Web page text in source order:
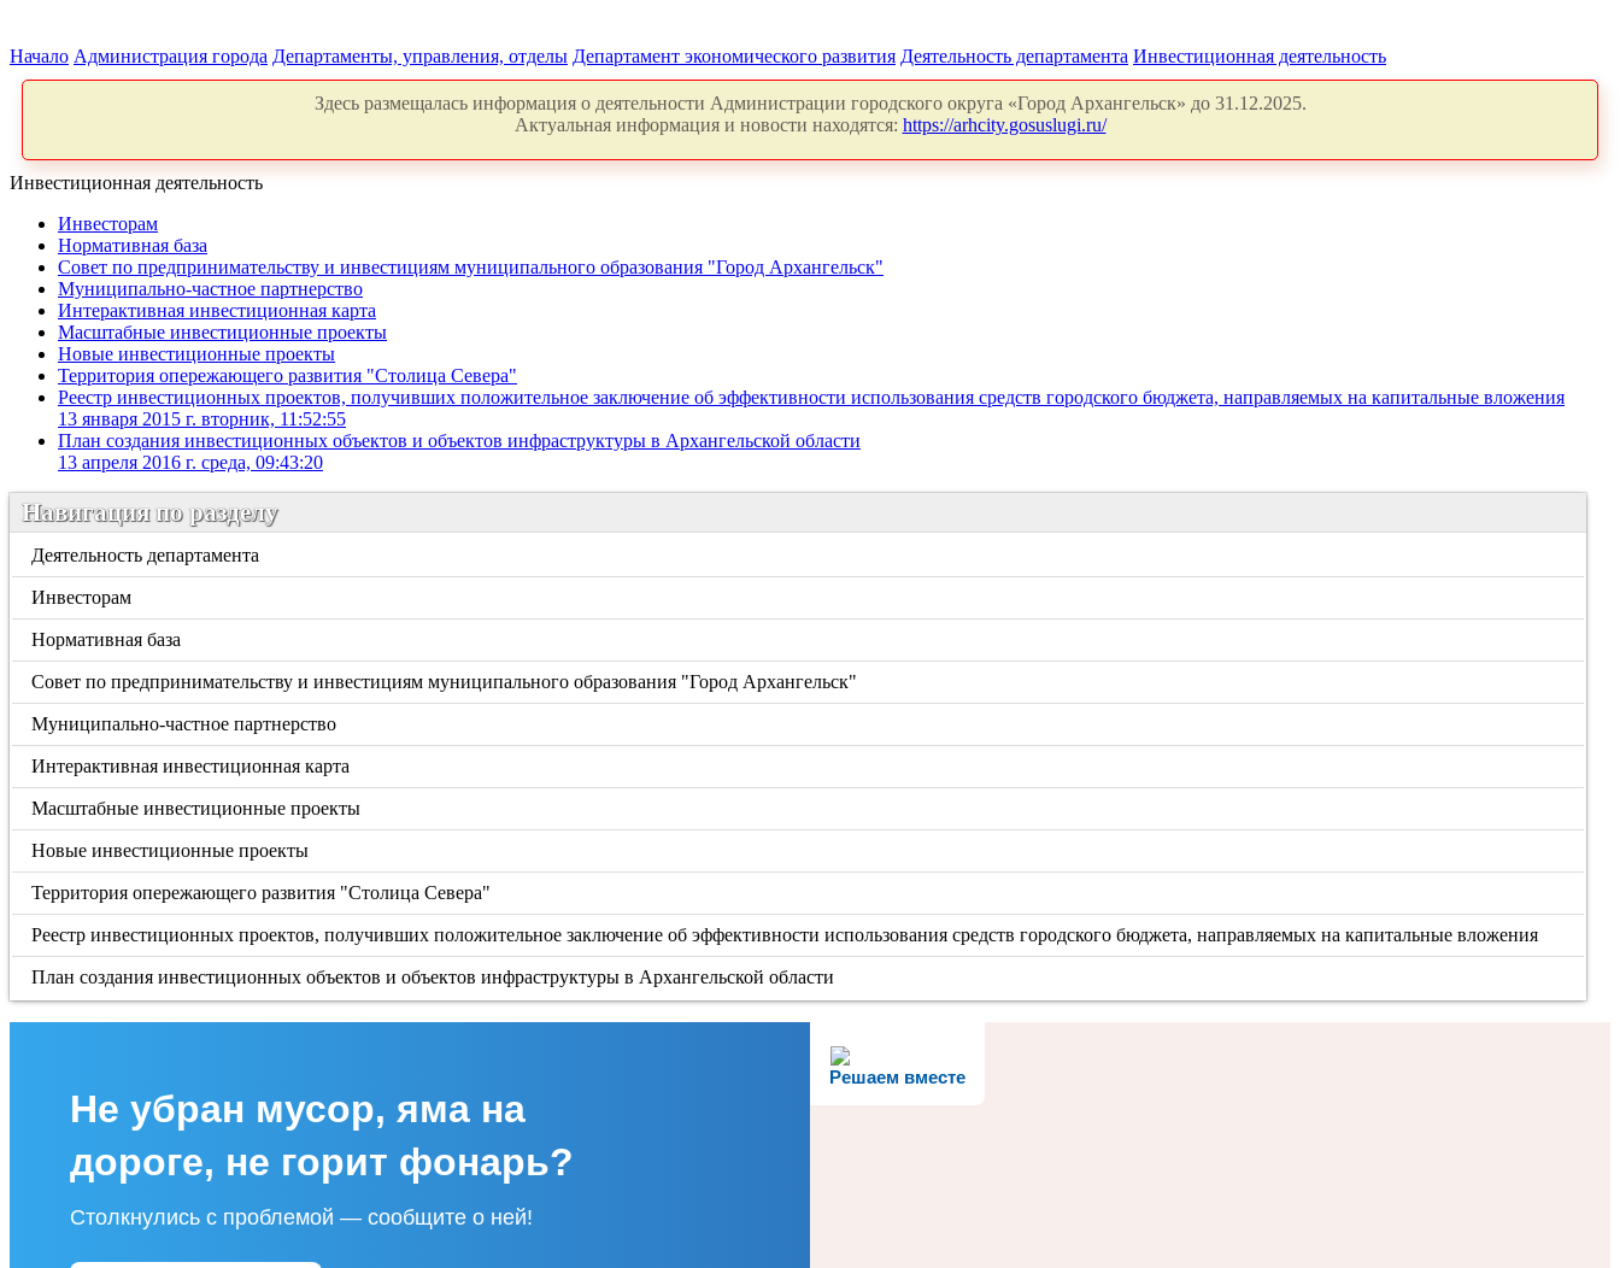
Начало Администрация города Департаменты, управления, отделы Департамент экономического развития Деятельность департамента Инвестиционная деятельность
Здесь размещалась информация о деятельности Администрации городского округа «Город Архангельск» до 31.12.2025.
Актуальная информация и новости находятся: https://arhcity.gosuslugi.ru/
Инвестиционная деятельность
Инвесторам
Нормативная база
Совет по предпринимательству и инвестициям муниципального образования "Город Архангельск"
Муниципально-частное партнерство
Интерактивная инвестиционная карта
Масштабные инвестиционные проекты
Новые инвестиционные проекты
Территория опережающего развития "Столица Севера"
Реестр инвестиционных проектов, получивших положительное заключение об эффективности использования средств городского бюджета, направляемых на капитальные вложения
13 января 2015 г. вторник, 11:52:55
План создания инвестиционных объектов и объектов инфраструктуры в Архангельской области
13 апреля 2016 г. среда, 09:43:20
Навигация по разделу
Деятельность департамента
Инвесторам
Нормативная база
Совет по предпринимательству и инвестициям муниципального образования "Город Архангельск"
Муниципально-частное партнерство
Интерактивная инвестиционная карта
Масштабные инвестиционные проекты
Новые инвестиционные проекты
Территория опережающего развития "Столица Севера"
Реестр инвестиционных проектов, получивших положительное заключение об эффективности использования средств городского бюджета, направляемых на капитальные вложения
План создания инвестиционных объектов и объектов инфраструктуры в Архангельской области
Решаем вместе
Не убран мусор, яма на
дороге, не горит фонарь?
Столкнулись с проблемой — сообщите о ней!